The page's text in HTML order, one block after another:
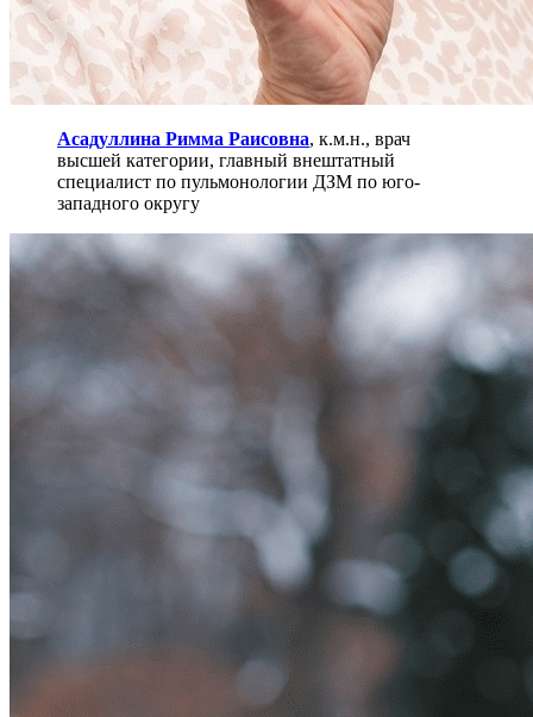
Асадуллина Римма Раисовна, к.м.н., врач
высшей категории, главный внештатный
специалист по пульмонологии ДЗМ по юго-
западного округу